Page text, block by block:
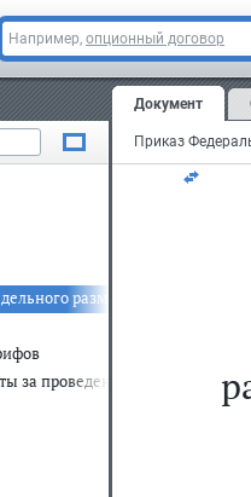
Например, опционный договор
размера платы за
за проведение ТО
Документ